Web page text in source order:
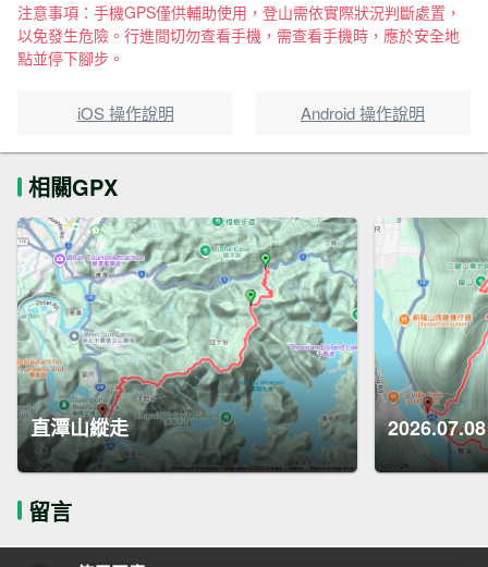
注意事項：手機GPS僅供輔助使用，登山需依實際狀況判斷處置，
以免發生危險。行進間切勿查看手機，需查看手機時，應於安全地
點並停下腳步。
iOS 操作說明 Android 操作說明
相關GPX
直潭山縱走
留言